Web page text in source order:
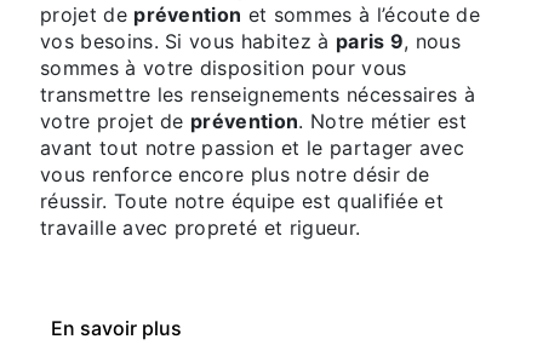
projet de prévention et sommes à l’écoute de
vos besoins. Si vous habitez à paris 9, nous
sommes à votre disposition pour vous
transmettre les renseignements nécessaires à
votre projet de prévention. Notre métier est
avant tout notre passion et le partager avec
vous renforce encore plus notre désir de
réussir. Toute notre équipe est qualifiée et
travaille avec propreté et rigueur.
En savoir plus